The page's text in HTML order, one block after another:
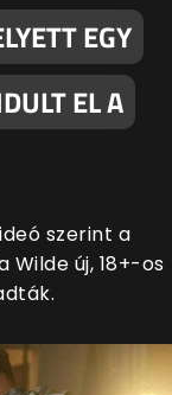
EGY
EL A
szerint a
új, 18+-os